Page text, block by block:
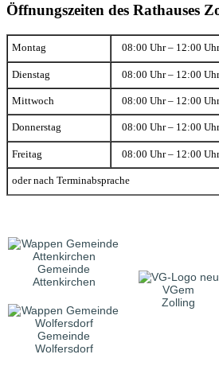
Öffnungszeiten des Rathauses
Montag 08:00 Uhr – 12:00 Uhr
Dienstag 08:00 Uhr – 12:00 Uhr
Mittwoch 08:00 Uhr – 12:00 Uhr
Donnerstag 08:00 Uhr – 12:00 Uhr
Freitag 08:00 Uhr – 12:00 Uhr
oder nach Terminabsprache
Gemeinde
Attenkirchen
VGem
Zolling
Gemeinde
Wolfersdorf